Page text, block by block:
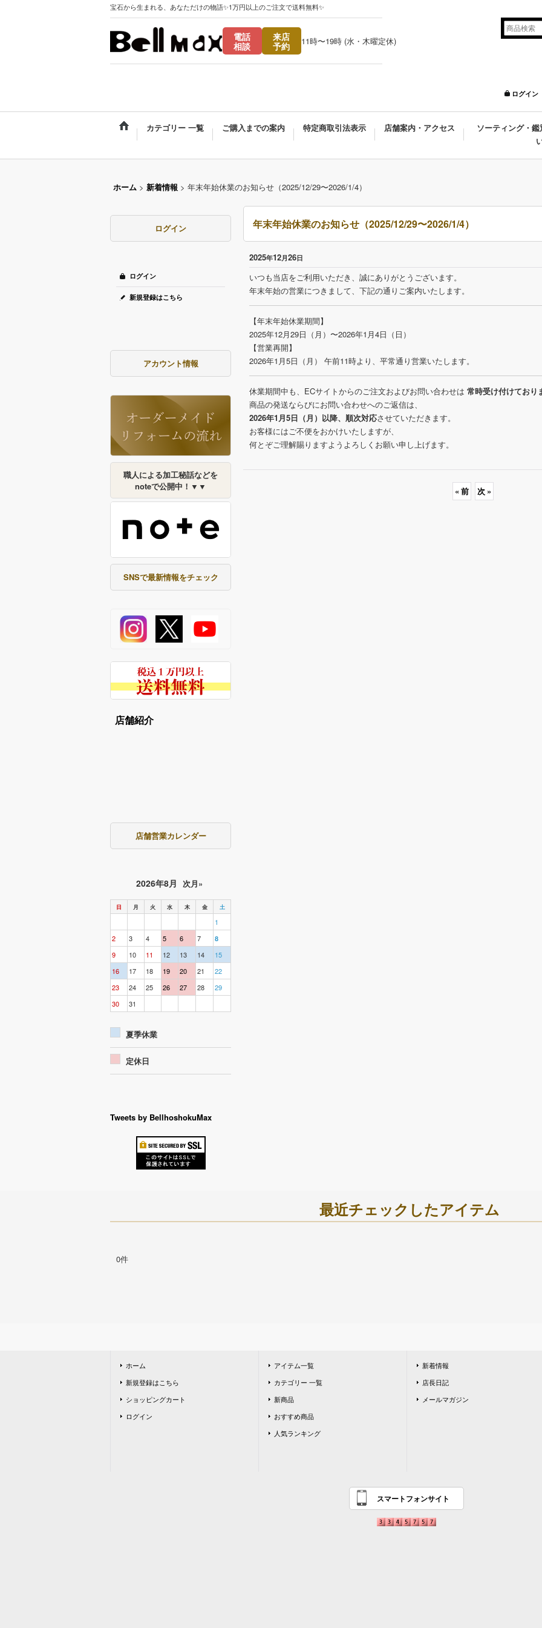
宝石から生まれる、あなただけの物語✨1万円以上のご注文で送料無料✨
電話
相談
来店
予約
11時〜19時 (水・木曜定休)
ログイン
カテゴリー 一覧 ご購入までの案内 特定商取引法表示 店舗案内・アクセス
ソーティング・
ホーム > 新着情報 > 年末年始休業のお知らせ（2025/12/29〜2026/1/4）
ログイン
ログイン
新規登録はこちら
アカウント情報
職人による加工秘話などを
noteで公開中！▼▼
SNSで最新情報をチェック
店舗紹介
店舗営業カレンダー
2026年8月 次月»
日 月 火 水 木 金 土
1
2
3 4 5 6 7 8
9 10 11 12 13 14
15
16
17 18 19 20 21
22
23
24 25 26 27 28
29
30
31
夏季休業
定休日
Tweets by BellhoshokuMax
年末年始休業のお知らせ（2025/12/29〜2026/1/4）
2025年12月26日
いつも当店をご利用いただき、誠にありがとうございます。
年末年始の営業につきまして、下記の通りご案内いたします。
【年末年始休業期間】
2025年12月29日（月）〜2026年1月4日（日）
【営業再開】
2026年1月5日（月） 午前11時より、平常通り営業いたします。
休業期間中も、ECサイトからのご注文およびお問い合わせは 常時受け付けており
商品の発送ならびにお問い合わせへのご返信は、
2026年1月5日（月）以降、順次対応させていただきます。
お客様にはご不便をおかけいたしますが、
何とぞご理解賜りますようよろしくお願い申し上げます。
« 前 次 »
最近チェックしたアイテム
0件
ホーム
新規登録はこちら
ショッピングカート
ログイン
アイテム一覧
カテゴリー 一覧
新商品
おすすめ商品
人気ランキング
新着情報
店長日記
メールマガジン
スマートフォンサイト